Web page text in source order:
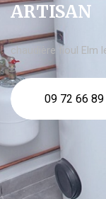
ARTISAN
chaudière fioul Elm
09 72 66 89